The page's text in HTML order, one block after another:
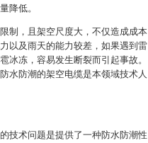
降低。
制，且架空尺度大，不仅造成成本
以及雨天的能力较差，如果遇到雷
冰冻，容易发生断裂而引起事故。
水防潮的架空电缆是本领域技术人
技术问题是提供了一种防水防潮性